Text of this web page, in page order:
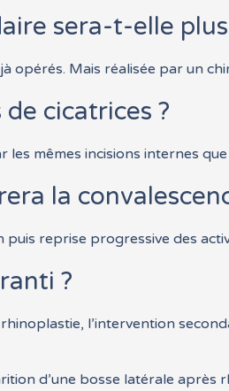
sera-t-elle
opérés. Mais réalisée par un
cicatrices ?
mêmes incisions internes
la
puis reprise progressive des
?
l’intervention
d’une bosse latérale